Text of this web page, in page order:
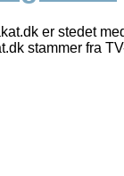
er stedet
stammer fra